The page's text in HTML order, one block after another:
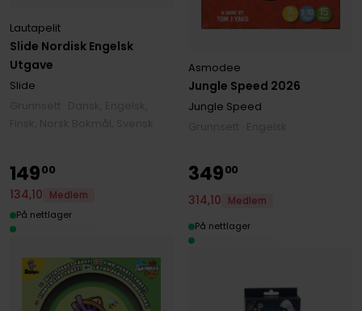
Slide Nordisk Engelsk
Utgave
Lautapelit
Slide
Jungle Speed 2026
Asmodee
Jungle Speed
14900
134,10
Medlem
På nettlager
34900
314,10
Medlem
På nettlager